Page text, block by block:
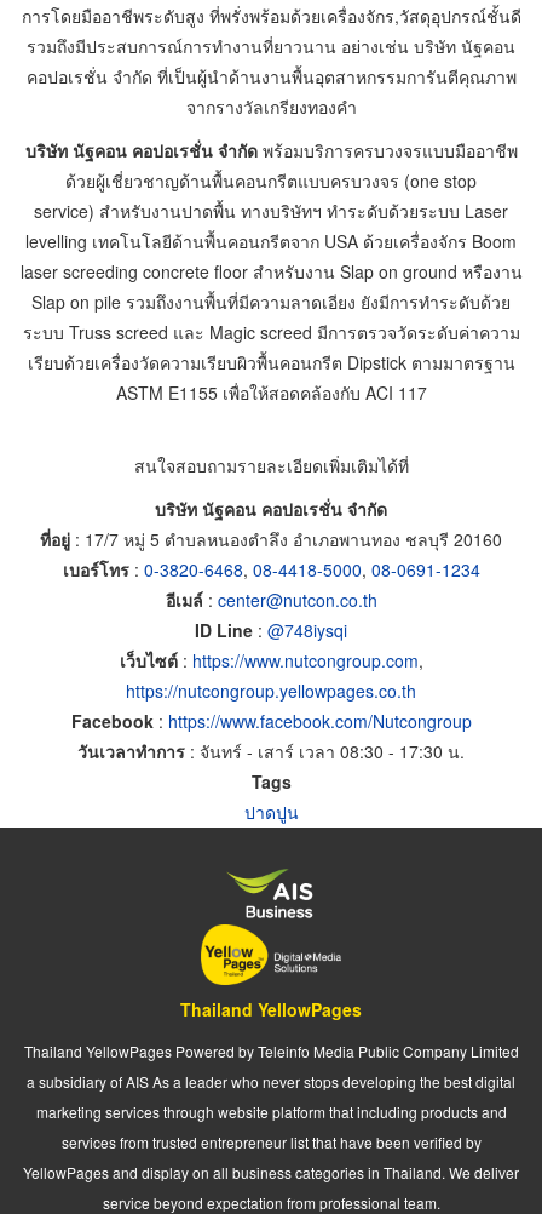
การโดยมืออาชีพระดับสูง ที่พรั่งพร้อมด้วยเครื่องจักร,วัสดุอุปกรณ์ชั้นดี
รวมถึงมีประสบการณ์การทำงานที่ยาวนาน อย่างเช่น บริษัท นัฐคอน
คอปอเรชั่น จำกัด ที่เป็นผู้นำด้านงานพื้นอุตสาหกรรมการันตีคุณภาพ
จากรางวัลเกรียงทองคำ
บริษัท นัฐคอน คอปอเรชั่น จำกัด พร้อมบริการครบวงจรแบบมืออาชีพ
ด้วยผู้เชี่ยวชาญด้านพื้นคอนกรีตแบบครบวงจร (one stop
service) สำหรับงานปาดพื้น ทางบริษัทฯ ทำระดับด้วยระบบ Laser
levelling เทคโนโลยีด้านพื้นคอนกรีตจาก USA ด้วยเครื่องจักร Boom
laser screeding concrete floor สำหรับงาน Slap on ground หรืองาน
Slap on pile รวมถึงงานพื้นที่มีความลาดเอียง ยังมีการทำระดับด้วย
ระบบ Truss screed และ Magic screed มีการตรวจวัดระดับค่าความ
เรียบด้วยเครื่องวัดความเรียบผิวพื้นคอนกรีต Dipstick ตามมาตรฐาน
ASTM E1155 เพื่อให้สอดคล้องกับ ACI 117
สนใจสอบถามรายละเอียดเพิ่มเติมได้ที่
บริษัท นัฐคอน คอปอเรชั่น จำกัด
ที่อยู่ : 17/7 หมู่ 5 ตำบลหนองตำลึง อำเภอพานทอง ชลบุรี 20160
เบอร์โทร: 0-3820-6468, 08-4418-5000, 08-0691-1234
อีเมล์: center@nutcon.co.th
ID Line : @748iysqi
เว็บไซต์: https://www.nutcongroup.com,
https://nutcongroup.yellowpages.co.th
Facebook: https://www.facebook.com/Nutcongroup
วันเวลาทำการ : จันทร์ - เสาร์ เวลา 08:30 - 17:30 น.
Tags
ปาดปูน
Thailand YellowPages
Thailand YellowPages Powered by Teleinfo Media Public Company Limited
a subsidiary of AIS As a leader who never stops developing the best digital
marketing services through website platform that including products and
services from trusted entrepreneur list that have been verified by
YellowPages and display on all business categories in Thailand. We deliver
service beyond expectation from professional team.